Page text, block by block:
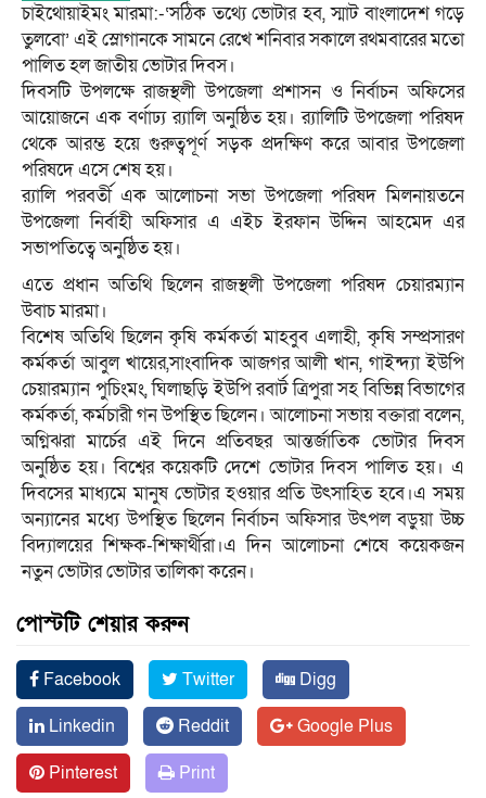
চাইথোয়াইমং মারমা:‌-‘সঠিক তথ্যে ভোটার হব, স্মাট বাংলাদেশ গড়ে
তুলবো’ এই স্লোগানকে সামনে রেখে শনিবার সকালে রথমবারের মতো
পালিত হল জাতীয় ভোটার দিবস।
দিবসটি উপলক্ষে রাজস্থলী উপজেলা প্রশাসন ও নির্বাচন অফিসের
আয়োজনে এক বর্ণাঢ্য র‍্যালি অনুষ্ঠিত হয়। র‍্যালিটি উপজেলা পরিষদ
থেকে আরম্ভ হয়ে গুরুত্বপূর্ণ সড়ক প্রদক্ষিণ করে আবার উপজেলা
পরিষদে এসে শেষ হয়।
র‍্যালি পরবর্তী এক আলোচনা সভা উপজেলা পরিষদ মিলনায়তনে
উপজেলা নির্বাহী অফিসার এ এইচ ইরফান উদ্দিন আহমেদ এর
সভাপতিত্বে অনুষ্ঠিত হয়।
এতে প্রধান অতিথি ছিলেন রাজস্থলী উপজেলা পরিষদ চেয়ারম্যান
উবাচ মারমা।
বিশেষ অতিথি ছিলেন কৃষি কর্মকর্তা মাহবুব এলাহী, কৃষি সম্প্রসারণ
কর্মকর্তা আবুল খায়ের,সাংবাদিক আজগর আলী খান, গাইন্দ্যা ইউপি
চেয়ারম্যান পুচিংমং, ঘিলাছড়ি ইউপি রবার্ট ত্রিপুরা সহ বিভিন্ন বিভাগের
কর্মকর্তা, কর্মচারী গন উপস্থিত ছিলেন। আলোচনা সভায় বক্তারা বলেন,
অগ্নিঝরা মার্চের এই দিনে প্রতিবছর আন্তর্জাতিক ভোটার দিবস
অনুষ্ঠিত হয়। বিশ্বের কয়েকটি দেশে ভোটার দিবস পালিত হয়। এ
দিবসের মাধ্যমে মানুষ ভোটার হওয়ার প্রতি উৎসাহিত হবে।এ সময়
অন্যানের মধ্যে উপস্থিত ছিলেন নির্বাচন অফিসার উৎপল বড়ুয়া উচ্চ
বিদ্যালয়ের শিক্ষক-শিক্ষার্থীরা।এ দিন আলোচনা শেষে কয়েকজন
নতুন ভোটার ভোটার তালিকা করেন।
পোস্টটি শেয়ার করুন
Facebook Twitter
Digg
Linkedin
Reddit
Google Plus
Pinterest
Print